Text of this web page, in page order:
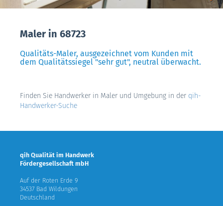
Maler in 68723
Qualitäts-Maler, ausgezeichnet vom Kunden mit
dem Qualitätssiegel "sehr gut", neutral überwacht.
Finden Sie Handwerker in Maler und Umgebung in der qih-
Handwerker-Suche
qih Qualität im Handwerk
Fördergesellschaft mbH
Auf der Roten Erde 9
34537 Bad Wildungen
Deutschland